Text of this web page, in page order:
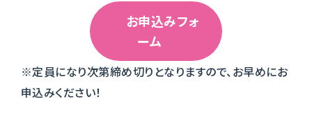
お申込みフォ
ーム
※定員になり次第締め切りとなりますので、お早めにお
申込みください！